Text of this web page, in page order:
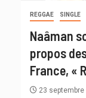
REGGAE SINGLE
Naâman
propos
France, «
23 septembre